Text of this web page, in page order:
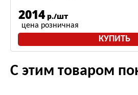
2014 р./шт
цена розничная
КУПИТЬ
С этим товаром